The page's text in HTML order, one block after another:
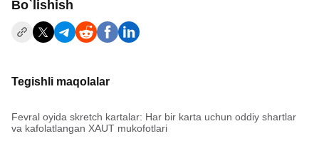
Bo`lishish
Tegishli maqolalar
Fevral oyida skretch kartalar: Har bir karta uchun oddiy shartlar
va kafolatlangan XAUT mukofotlari